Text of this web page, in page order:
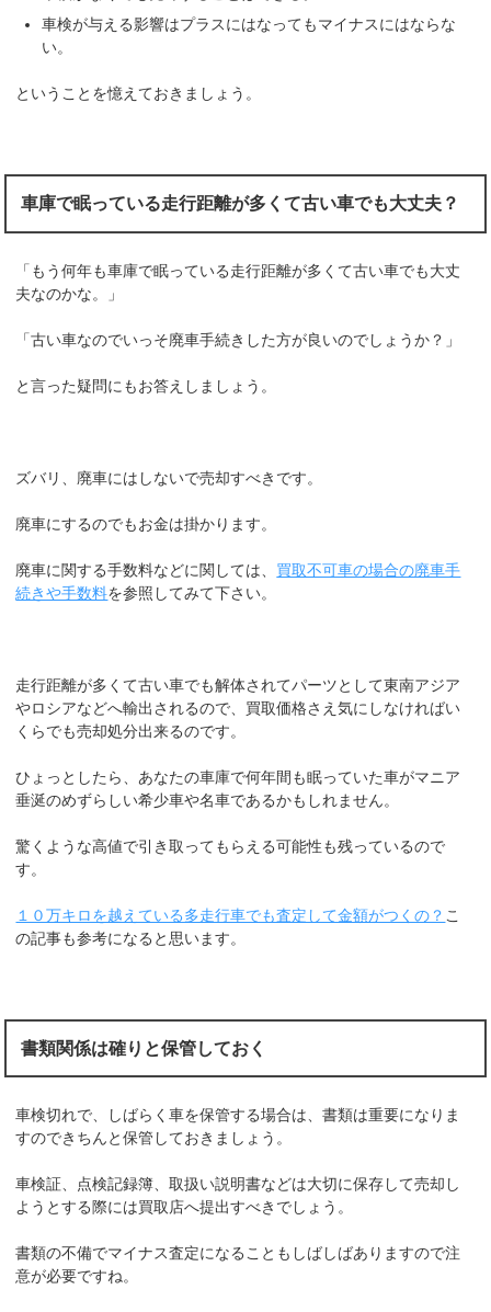
車検が与える影響はプラスにはなってもマイナスにはならな
い。
ということを憶えておきましょう。
車庫で眠っている走行距離が多くて古い車でも大丈夫？
「もう何年も車庫で眠っている走行距離が多くて古い車でも大丈
夫なのかな。」
「古い車なのでいっそ廃車手続きした方が良いのでしょうか？」
と言った疑問にもお答えしましょう。
ズバリ、廃車にはしないで売却すべきです。
廃車にするのでもお金は掛かります。
廃車に関する手数料などに関しては、 買取不可車の場合の廃車手
続きや手数料を参照してみて下さい。
走行距離が多くて古い車でも解体されてパーツとして東南アジア
やロシアなどへ輸出されるので、買取価格さえ気にしなければい
くらでも売却処分出来るのです。
ひょっとしたら、あなたの車庫で何年間も眠っていた車がマニア
垂涎のめずらしい希少車や名車であるかもしれません。
驚くような高値で引き取ってもらえる可能性も残っているので
す。
１０万キロを越えている多走行車でも査定して金額がつくの？ こ
の記事も参考になると思います。
書類関係は確りと保管しておく
車検切れで、しばらく車を保管する場合は、書類は重要になりま
すのできちんと保管しておきましょう。
車検証、点検記録簿、取扱い説明書などは大切に保存して売却し
ようとする際には買取店へ提出すべきでしょう。
書類の不備でマイナス査定になることもしばしばありますので注
意が必要ですね。